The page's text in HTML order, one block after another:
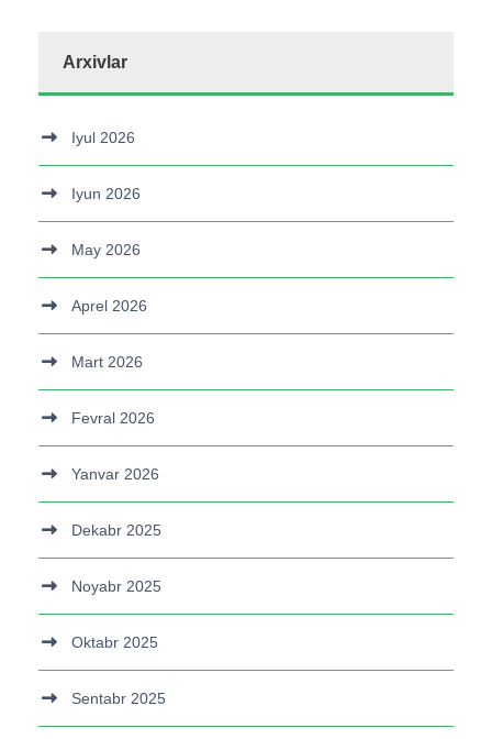
Arxivlar
Iyul 2026
Iyun 2026
May 2026
Aprel 2026
Mart 2026
Fevral 2026
Yanvar 2026
Dekabr 2025
Noyabr 2025
Oktabr 2025
Sentabr 2025